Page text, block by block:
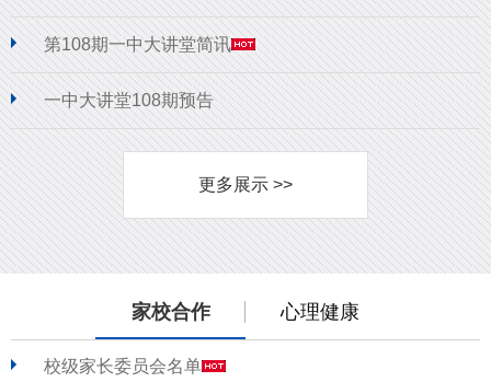
第108期一中大讲堂简讯
一中大讲堂108期预告
更多展示 >>
家校合作 心理健康
校级家长委员会名单